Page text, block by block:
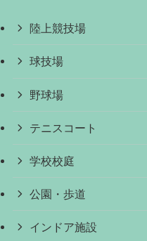
陸上競技場
球技場
野球場
テニスコート
学校校庭
公園・歩道
インドア施設